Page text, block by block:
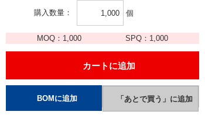
購入数量 個
MOQ： 1,000 SPQ： 1,000